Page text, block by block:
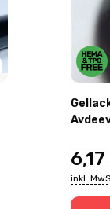
Gellack #325 ( 36 UA )
6,17
inkl.